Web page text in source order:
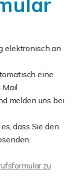
elektronisch an
eine
melden uns bei
dass Sie den
zu